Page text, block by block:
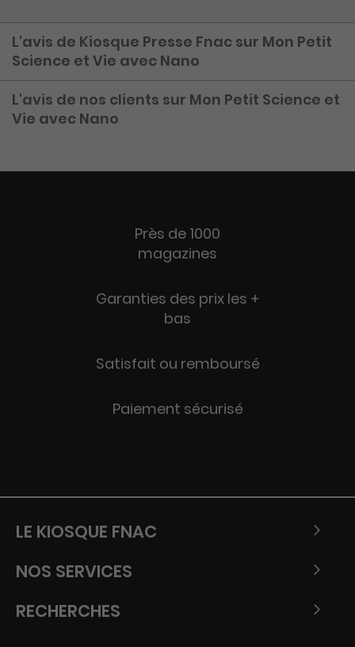
L'avis de Kiosque Presse Fnac sur Mon Petit
Science et Vie avec Nano
L'avis de nos clients sur Mon Petit Science et
Vie avec Nano
Près de 1000
magazines
Garanties des prix les +
bas
Satisfait ou remboursé
Paiement sécurisé
LE KIOSQUE FNAC
NOS SERVICES
RECHERCHES